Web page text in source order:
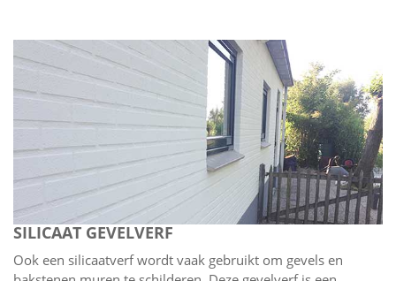
SILICAAT GEVELVERF
Ook een silicaatverf wordt vaak gebruikt om gevels en